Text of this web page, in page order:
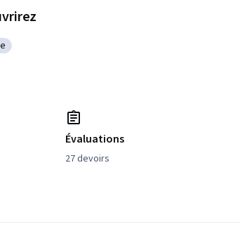
numérique
Évaluations
27 devoirs